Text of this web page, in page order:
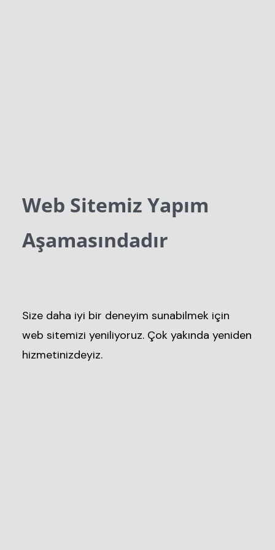
Web Sitemiz Yapım
Aşamasındadır
Size daha iyi bir deneyim sunabilmek için
web sitemizi yeniliyoruz. Çok yakında yeniden
hizmetinizdeyiz.